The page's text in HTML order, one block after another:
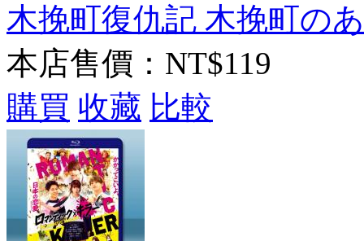
木挽町復仇記 木挽町の
本店售價： NT$119
購買 收藏 比較